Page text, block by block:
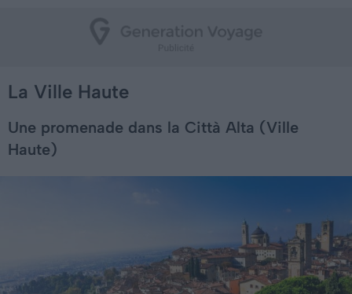
La Ville Haute
Une promenade dans la Città Alta (Ville
Haute)